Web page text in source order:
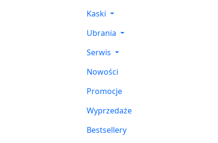
Kaski
Ubrania
Serwis
Nowości
Promocje
Wyprzedaże
Bestsellery